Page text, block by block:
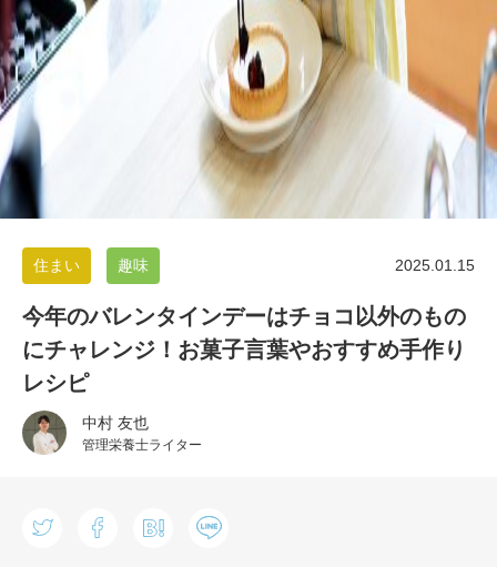
2025.01.15
住まい 趣味
今年のバレンタインデーはチョコ以外のもの
にチャレンジ！お菓子言葉やおすすめ手作り
レシピ
中村 友也
管理栄養士ライター